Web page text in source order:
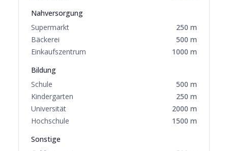
Nahversorgung
Supermarkt
250 m
Bäckerei
500 m
Einkaufszentrum
1000 m
Bildung
Schule
500 m
Kindergarten
250 m
Universität
2000 m
Hochschule
1500 m
Sonstige